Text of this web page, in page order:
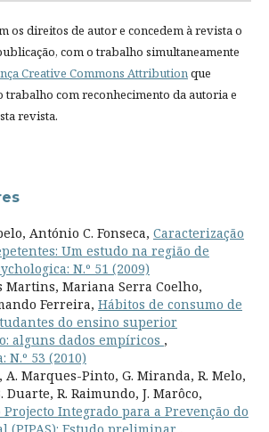
os direitos de autor e concedem à revista o
com o trabalho simultaneamente
Creative Commons Attributionque
com reconhecimento da autoria e
revista.
António C. Fonseca, Caracterização
Um estudo na região de
N.º 51 (2009)
Martins, Mariana Serra Coelho,
Ferreira, Hábitos de consumo de
do ensino superior
alguns dados empíricos ,
N.º 53 (2010)
A. Marques-Pinto, G. Miranda, R. Melo,
Duarte, R. Raimundo, J. Marôco,
Projecto Integrado para a Prevenção do